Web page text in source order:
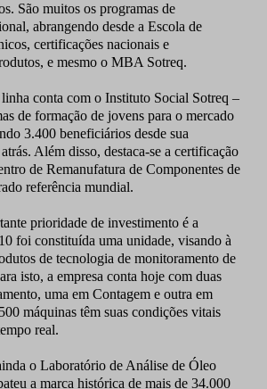
São muitos os programas de
abrangendo desde a Escola de
certificações nacionais e
e mesmo o MBA Sotreq.
conta com o Instituto Social Sotreq –
de formação de jovens para o mercado
3.400 beneficiários desde sua
Além disso, destaca-se a certificação
de Remanufatura de Componentes de
referência mundial.
prioridade de investimento é a
foi constituída uma unidade, visando à
de tecnologia de monitoramento de
isto, a empresa conta hoje com duas
uma em Contagem e outra em
máquinas têm suas condições vitais
real.
o Laboratório de Análise de Óleo
a marca histórica de mais de 34.000